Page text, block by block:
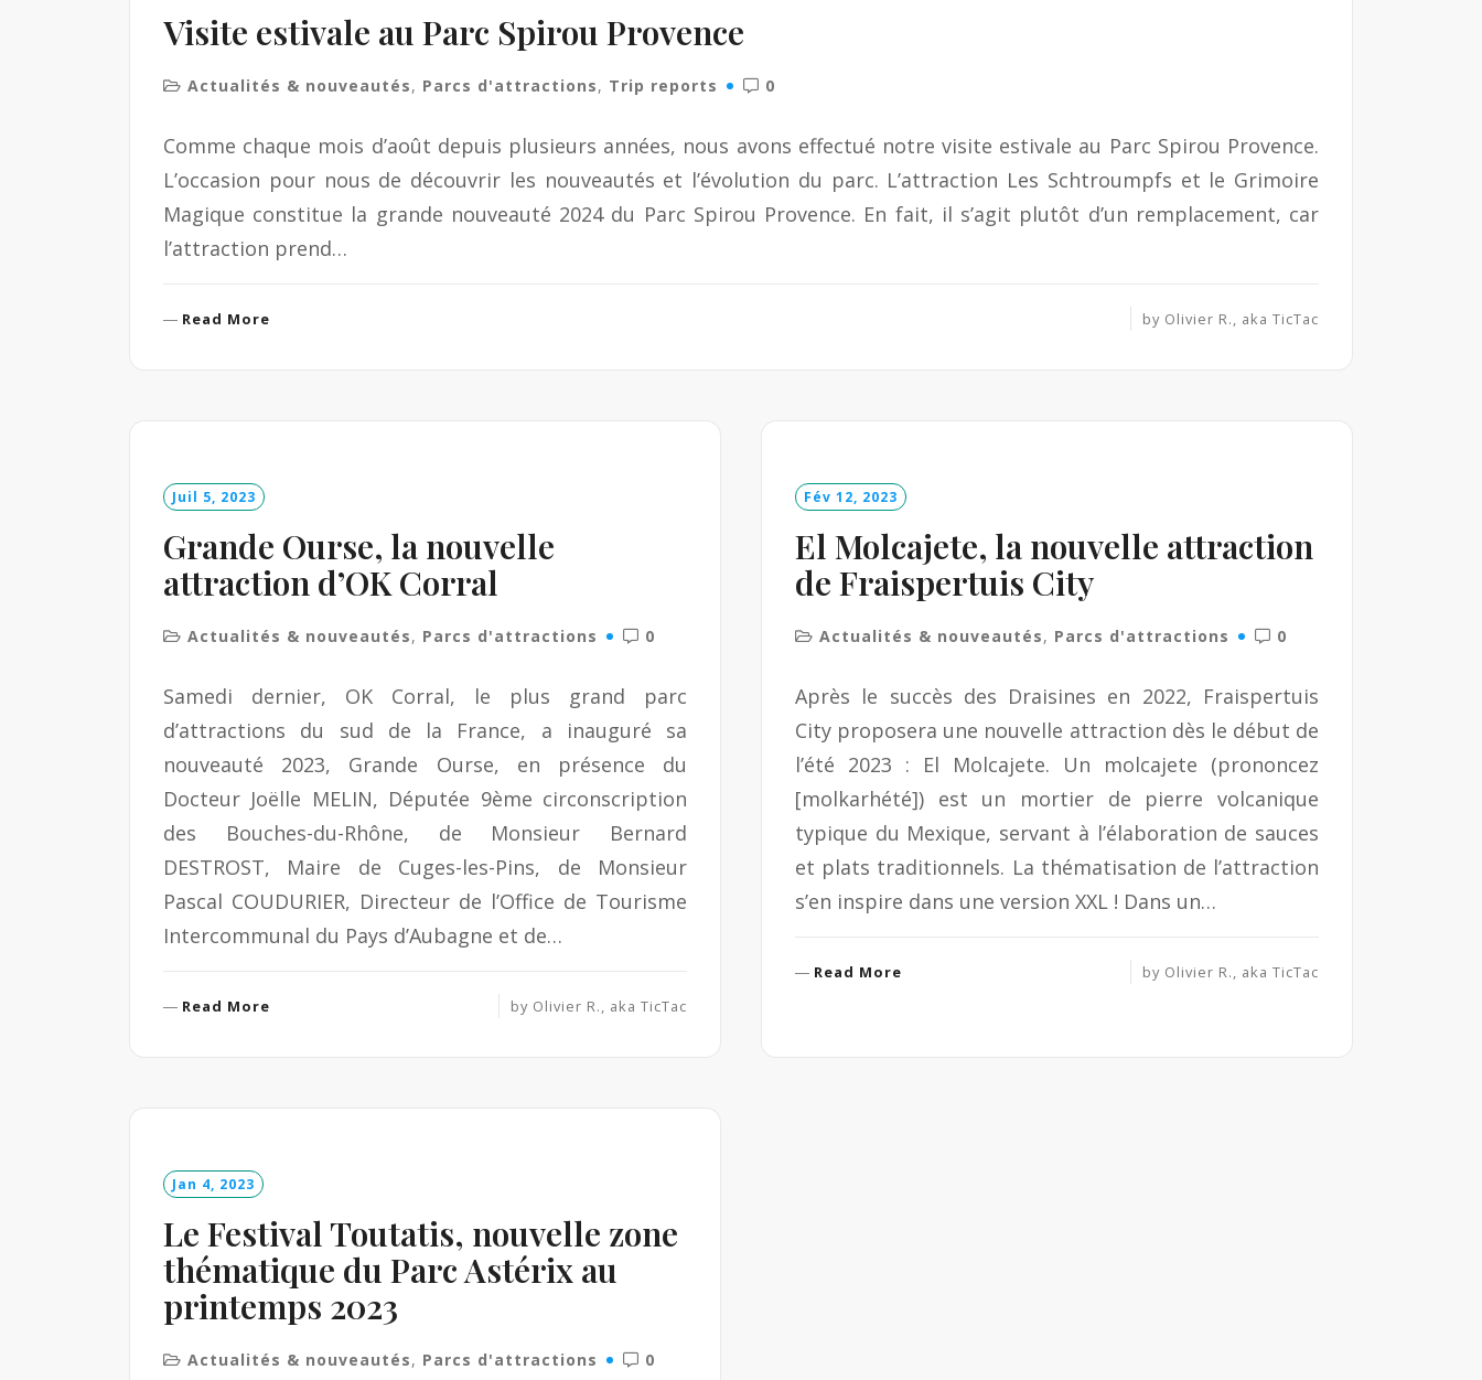
Visite estivale au Parc Spirou Provence
Actualités & nouveautés, Parcs d'attractions, Trip reports 0
Comme chaque mois d’août depuis plusieurs années, nous avons effectué notre visite estivale au Parc Spirou Provence.
L’occasion pour nous de découvrir les nouveautés et l’évolution du parc. L’attraction Les Schtroumpfs et le Grimoire
Magique constitue la grande nouveauté 2024 du Parc Spirou Provence. En fait, il s’agit plutôt d’un remplacement, car
l’attraction prend…
Read More by Olivier R., aka TicTac
Juil 5, 2023
Grande Ourse, la nouvelle
attraction d’OK Corral
Actualités & nouveautés, Parcs d'attractions 0
Samedi dernier, OK Corral, le plus grand parc
d’attractions du sud de la France, a inauguré sa
nouveauté 2023, Grande Ourse, en présence du
Docteur Joëlle MELIN, Députée 9ème circonscription
des Bouches-du-Rhône, de Monsieur Bernard
DESTROST, Maire de Cuges-les-Pins, de Monsieur
Pascal COUDURIER, Directeur de l’Office de Tourisme
Intercommunal du Pays d’Aubagne et de…
Read More by Olivier R., aka TicTac
Fév 12, 2023
El Molcajete, la nouvelle attraction
de Fraispertuis City
Actualités & nouveautés, Parcs d'attractions 0
Après le succès des Draisines en 2022, Fraispertuis
City proposera une nouvelle attraction dès le début de
l’été 2023 : El Molcajete. Un molcajete (prononcez
[molkarhété]) est un mortier de pierre volcanique
typique du Mexique, servant à l’élaboration de sauces
et plats traditionnels. La thématisation de l’attraction
s’en inspire dans une version XXL ! Dans un…
Read More by Olivier R., aka TicTac
Jan 4, 2023
Le Festival Toutatis, nouvelle zone
thématique du Parc Astérix au
printemps 2023
Actualités & nouveautés, Parcs d'attractions 0